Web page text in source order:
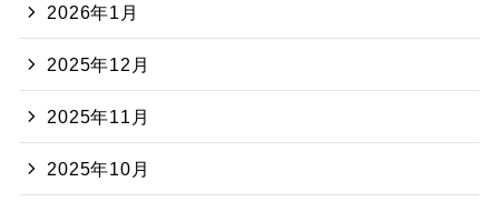
2026年1月
2025年12月
2025年11月
2025年10月